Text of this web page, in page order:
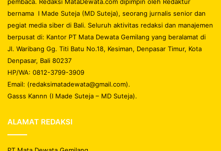
bernama I Made Suteja (MD Suteja), seorang jurnalis senior dan
pegiat media siber di Bali. Seluruh aktivitas redaksi dan manajemen
berpusat di: Kantor PT Mata Dewata Gemilang yang beralamat di
Jl. Waribang Gg. Titi Batu No.18, Kesiman, Denpasar Timur, Kota
Denpasar, Bali 80237
HP/WA: 0812-3799-3909
Email: (redaksimatadewata@gmail.com).
Gasss Kannn (I Made Suteja – MD Suteja).
ALAMAT REDAKSI